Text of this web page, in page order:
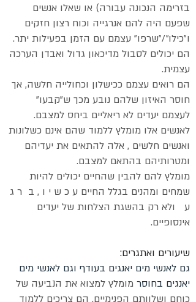
בזרימה הנכונה עבורה) או שאלו אנשים
שפעם היה להם אנרגייה וכוח רצון חזקים
ו"כילו"/"שרפו" עצמם עם הזמן בפעילות יתר.
הם יכולים לסבול מדיכאון גדול ואבדן הערכה
עצמית.
הם רואים עצמם ככישלון וכחולייה חלשה, אך
חוסר האיזון שלהם נובע מכך ש"קבעו"
לעצמם יעדים לא ריאליים ביחס למצבם.
לאנשים אלו מומלץ ללמוד שהם אינם כשלונות
ואנשים חלשים , אלה להתאים את יעדיהם
ומטרותיהם בהתאם למצבם.
מומלץ להם להבין שהחיים יכולים להיות
שמחים ומהנים בגלל החיים ע כ ש י ו , ב ר ג
ע ולא רק בהשגת הצלחות של יעדים
אינסופיים.
שיעורים ואתגרים:
גם לאנשי מים יאנגים בעודף וגם לאנשי מים
יאנגים בחוסר מומלץ למצוא את הנביעה של
כוחם ושלוותם הפנימיים. הם צריכים ללמוד